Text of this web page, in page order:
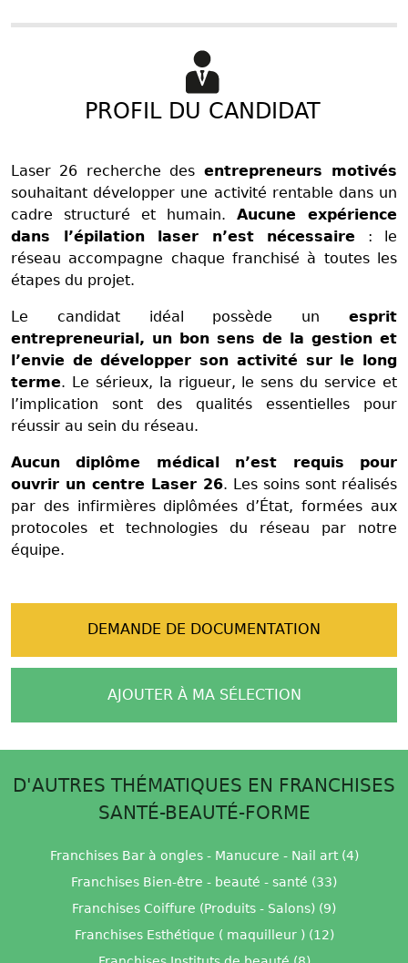
PROFIL DU CANDIDAT
Laser 26 recherche des entrepreneurs motivés
souhaitant développer une activité rentable dans un
cadre structuré et humain. Aucune expérience
dans l’épilation laser n’est nécessaire : le
réseau accompagne chaque franchisé à toutes les
étapes du projet.
Le candidat idéal possède un esprit
entrepreneurial, un bon sens de la gestion et
l’envie de développer son activité sur le long
terme. Le sérieux, la rigueur, le sens du service et
l’implication sont des qualités essentielles pour
réussir au sein du réseau.
Aucun diplôme médical n’est requis pour
ouvrir un centre Laser 26. Les soins sont réalisés
par des infirmières diplômées d’État, formées aux
protocoles et technologies du réseau par notre
équipe.
DEMANDE DE DOCUMENTATION
AJOUTER À MA SÉLECTION
D'AUTRES THÉMATIQUES EN FRANCHISES
SANTÉ-BEAUTÉ-FORME
Franchises Bar à ongles - Manucure - Nail art (4)
Franchises Bien-être - beauté - santé (33)
Franchises Coiffure (Produits - Salons) (9)
Franchises Esthétique ( maquilleur ) (12)